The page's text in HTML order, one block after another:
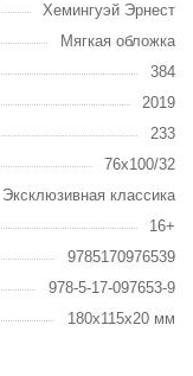
Хемингуэй Эрнест
Мягкая обложка
384
2019
233
76x100/32
Эксклюзивная классика
16+
9785170976539
978-5-17-097653-9
180x115x20 мм